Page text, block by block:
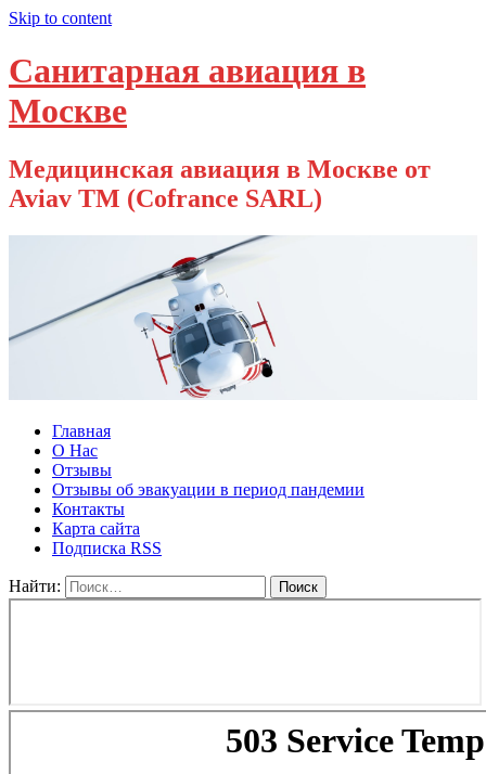
Skip to content
Санитарная авиация в
Москве
Медицинская авиация в Москве от
Aviav TM (Cofrance SARL)
Главная
О Нас
Отзывы
Отзывы об эвакуации в период пандемии
Контакты
Карта сайта
Подписка RSS
Найти: